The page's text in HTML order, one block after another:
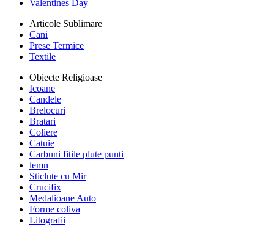
Valentines Day
Articole Sublimare
Cani
Prese Termice
Textile
Obiecte Religioase
Icoane
Candele
Brelocuri
Bratari
Coliere
Catuie
Carbuni fitile plute punti
lemn
Sticlute cu Mir
Crucifix
Medalioane Auto
Forme coliva
Litografii